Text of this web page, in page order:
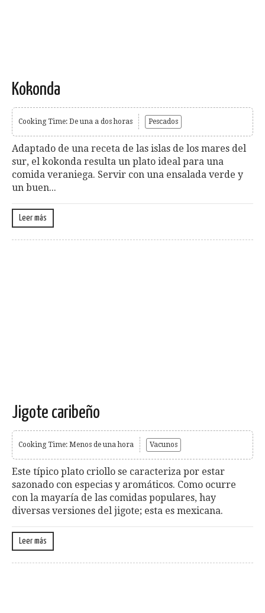
Kokonda
Cooking Time: De una a dos horas Pescados
Adaptado de una receta de las islas de los mares del
sur, el kokonda resulta un plato ideal para una
comida veraniega. Servir con una ensalada verde y
un buen...
Leer más
Jigote caribeño
Cooking Time: Menos de una hora Vacunos
Este típico plato criollo se caracteriza por estar
sazonado con especias y aromáticos. Como ocurre
con la mayaría de las comidas populares, hay
diversas versiones del jigote; esta es mexicana.
Leer más